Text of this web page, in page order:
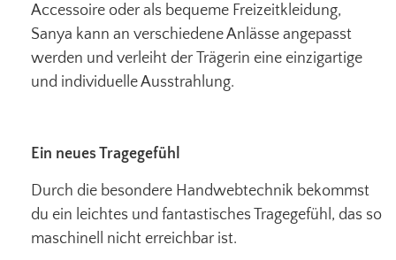
Accessoire oder als bequeme Freizeitkleidung,
Sanya kann an verschiedene Anlässe angepasst
werden und verleiht der Trägerin eine einzigartige
und individuelle Ausstrahlung.
Ein neues Tragegefühl
Durch die besondere Handwebtechnik bekommst
du ein leichtes und fantastisches Tragegefühl, das so
maschinell nicht erreichbar ist.